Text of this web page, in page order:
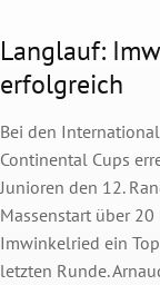
Langlauf:
erfolgreich
Bei den
Continental Cups
Junioren den 12.
Massenstart über
Imwinkelried ein
letzten Runde.